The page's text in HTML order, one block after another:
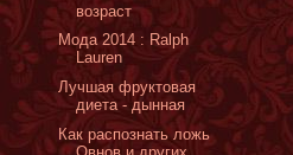
возраст
Мода 2014 : Ralph
Lauren
Лучшая фруктовая
диета - дынная
Как распознать ложь